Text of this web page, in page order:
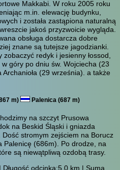
Makkabi. W roku 2005 roku
m.in. elewację budynku,
i została zastąpiona naturalną
jakoś przyzwoicie wygląda.
obsługa dostarcza dobre
znane są tutejsze jagodzianki.
redyk i jesienny łossod,
góry po dniu św. Wojciecha (23
(29 września). a także
m) Palenica (687 m)
na szczyt Prusowa
na Beskid Śląski i gniazda
stromym zejściem na Borucz
Palenicę (686m). Po drodze, na
są niewątpliwą ozdobą trasy.
| Długość odcinka:5.0 km | Suma